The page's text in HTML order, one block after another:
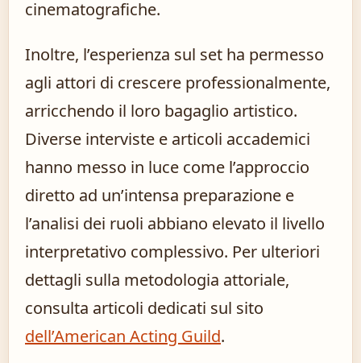
cinematografiche.
Inoltre, l’esperienza sul set ha permesso
agli attori di crescere professionalmente,
arricchendo il loro bagaglio artistico.
Diverse interviste e articoli accademici
hanno messo in luce come l’approccio
diretto ad un’intensa preparazione e
l’analisi dei ruoli abbiano elevato il livello
interpretativo complessivo. Per ulteriori
dettagli sulla metodologia attoriale,
consulta articoli dedicati sul sito
dell’American Acting Guild.